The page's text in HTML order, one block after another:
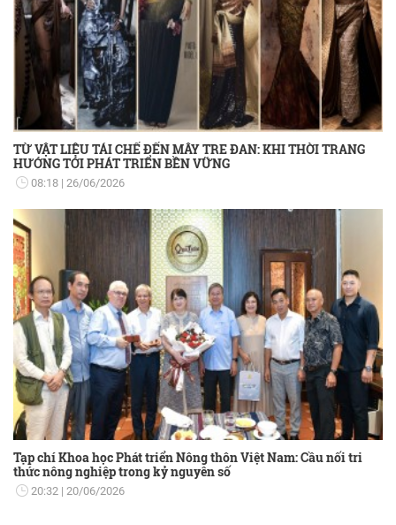
TỪ VẬT LIỆU TÁI CHẾ ĐẾN MÂY TRE ĐAN: KHI THỜI TRANG
HƯỚNG TỚI PHÁT TRIỂN BỀN VỮNG
08:18 26/06/2026
Tạp chí Khoa học Phát triển Nông thôn Việt Nam: Cầu nối tri
thức nông nghiệp trong kỷ nguyên số
20:32 20/06/2026